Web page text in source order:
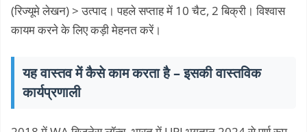
(रिज्यूमे लेखन) > उत्पाद। पहले सप्ताह में 10 चैट, 2 बिक्री। विश्वास
कायम करने के लिए कड़ी मेहनत करें।
यह वास्तव में कैसे काम करता है – इसकी वास्तविक
कार्यप्रणाली